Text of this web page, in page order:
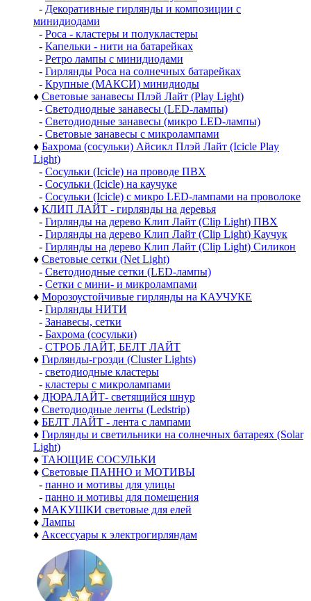
- Декоративные гирлянды и композиции с
минидиодами
- Роса - кластеры и полукластеры
- Капельки - нити на батарейках
- Ретро лампы с минидиодами
- Гирлянды Роса на солнечных батарейках
- Крупные (МАКСИ) минидиоды
♦ Световые занавесы Плэй Лайт (Play Light)
- Светодиодные занавесы (LED-лампы)
- Светодиодные занавесы (микро LED-лампы)
- Световые занавесы с микролампами
♦ Бахрома (сосульки) Айсикл Плэй Лайт (Icicle Play
Light)
- Сосульки (Icicle) на проводе ПВХ
- Сосульки (Icicle) на каучуке
- Сосульки (Icicle) с микро LED-лампами на проволоке
♦ КЛИП ЛАЙТ - гирлянды на деревья
- Гирлянды на дерево Клип Лайт (Clip Light) ПВХ
- Гирлянды на дерево Клип Лайт (Clip Light) Каучук
- Гирлянды на дерево Клип Лайт (Clip Light) Силикон
♦ Световые сетки (Net Light)
- Светодиодные сетки (LED-лампы)
- Сетки с мини- и микролампами
♦ Морозоустойчивые гирлянды на КАУЧУКЕ
- Гирлянды НИТИ
- Занавесы, сетки
- Бахрома (сосульки)
- СТРОБ ЛАЙТ, БЕЛТ ЛАЙТ
♦ Гирлянды-грозди (Cluster Lights)
- светодиодные кластеры
- кластеры с микролампами
♦ ДЮРАЛАЙТ- светящийся шнур
♦ Светодиодные ленты (Ledstrip)
♦ БЕЛТ ЛАЙТ - лента с лампами
♦ Гирлянды и светильники на солнечных батареях (Solar
Light)
♦ ТАЮЩИЕ СОСУЛЬКИ
♦ Световые ПАННО и МОТИВЫ
- панно и мотивы для улицы
- панно и мотивы для помещения
♦ МАКУШКИ световые для елей
♦ Лампы
♦ Аксессуары к электрогирляндам